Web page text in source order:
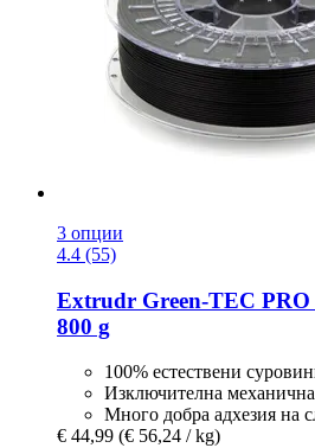
3 опции
4.4 (55)
Extrudr Green-​TEC
800 g
100% естествени
Изключителна
Много добра адхезия на
€ 44,99 (€ 56,24 / kg)